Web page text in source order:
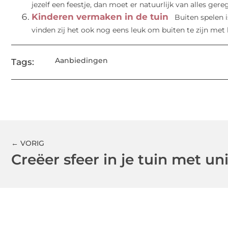
jezelf een feestje, dan moet er natuurlijk van alles
Kinderen vermaken in de tuin
Buiten spelen
vinden zij het ook nog eens leuk om buiten te zijn met
Tags: Aanbiedingen
← VORIG